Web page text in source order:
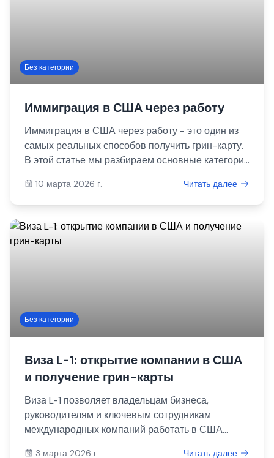
Без категории
Иммиграция в США через работу
Иммиграция в США через работу - это один из
самых реальных способов получить грин-карту.
В этой статье мы разбираем основные категории
сертификации: EB-1A, EB-1B, EB-1C и EB-2 NIW. Вы
узнаете, кто может подать на эти категории, какие
служба США и какие доказательства обычно
используются для подтверждения выдающихся
10 марта 2026 г. Читать далее
Без категории
Виза L-1: открытие компании в США
и получение грин-карты
Виза L-1 позволяет владельцам бизнеса,
руководителям и ключевым сотрудникам
международных компаний работать в США
3 марта 2026 г. Читать далее